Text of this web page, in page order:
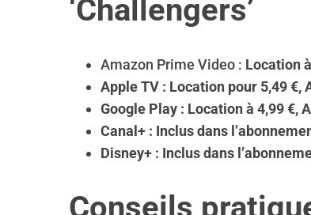
‘Challengers’
Amazon Prime Video : Location
Apple TV : Location pour 5,49 €,
Google Play : Locationà 4,99 €,
Canal+ : Inclusdans
Disney+ : Inclusdans
Conseils
e